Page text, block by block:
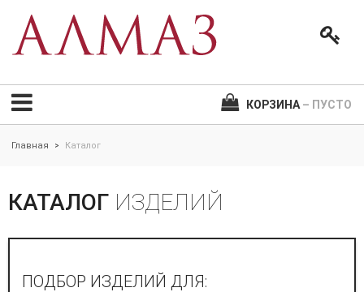
КОРЗИНА – ПУСТО
Главная > Каталог
КАТАЛОГ ИЗДЕЛИЙ
ПОДБОР ИЗДЕЛИЙ ДЛЯ: